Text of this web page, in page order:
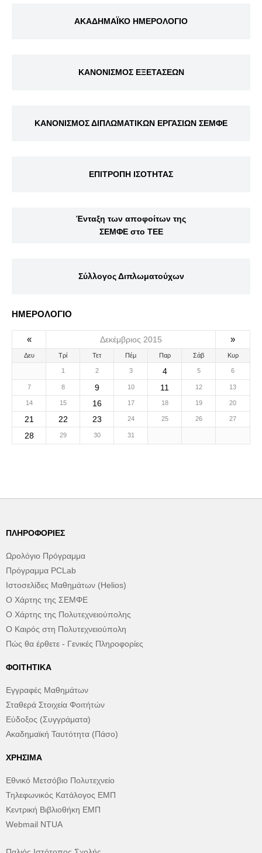
ΑΚΑΔΗΜΑΪΚΟ ΗΜΕΡΟΛΟΓΙΟ
ΚΑΝΟΝΙΣΜΟΣ ΕΞΕΤΑΣΕΩΝ
ΚΑΝΟΝΙΣΜΟΣ ΔΙΠΛΩΜΑΤΙΚΩΝ ΕΡΓΑΣΙΩΝ ΣΕΜΦΕ
ΕΠΙΤΡΟΠΗ ΙΣΟΤΗΤΑΣ
Ένταξη των αποφοίτων της
ΣΕΜΦΕ στο ΤΕΕ
Σύλλογος Διπλωματούχων
ΗΜΕΡΟΛΟΓΙΟ
« Δεκέμβριος 2015 »
Δευ Τρί Τετ Πέμ Παρ Σάβ Κυρ
1 2 3 4 5 6
7 8 9 10 11 12 13
14 15 16 17 18 19 20
21 22 23 24 25 26 27
28 29 30 31
ΠΛΗΡΟΦΟΡΊΕΣ
Ωρολόγιο Πρόγραμμα
Πρόγραμμα PCLab
Ιστοσελίδες Μαθημάτων (Helios)
Ο Χάρτης της ΣΕΜΦΕ
Ο Χάρτης της Πολυτεχνειούπολης
Ο Καιρός στη Πολυτεχνειούπολη
Πώς θα έρθετε - Γενικές Πληροφορίες
ΦΟΙΤΗΤΙΚΆ
Εγγραφές Μαθημάτων
Σταθερά Στοιχεία Φοιτήτών
Εύδοξος (Συγγράματα)
Ακαδημαϊκή Ταυτότητα (Πάσο)
ΧΡΉΣΙΜΑ
Εθνικό Μετσόβιο Πολυτεχνείο
Τηλεφωνικός Κατάλογος ΕΜΠ
Κεντρική Βιβλιοθήκη ΕΜΠ
Webmail NTUA